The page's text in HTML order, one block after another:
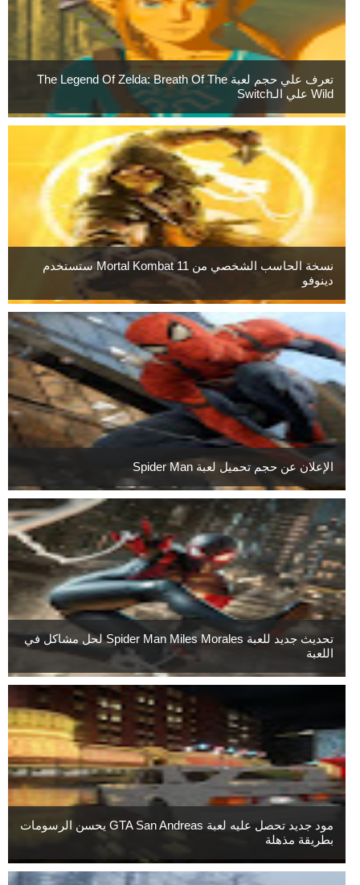
تعرف علي حجم لعبة The Legend Of Zelda: Breath Of The
Wild علي الـSwitch
نسخة الحاسب الشخصي من Mortal Kombat 11 ستستخدم
دينوفو
الإعلان عن حجم تحميل لعبة Spider Man
تحديث جديد للعبة Spider Man Miles Morales لحل مشاكل في
اللعبة
مود جديد تحصل عليه لعبة GTA San Andreas يحسن الرسومات
بطريقة مذهلة